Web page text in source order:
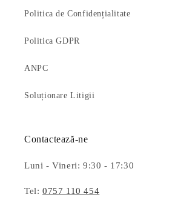
Politica de Confidențialitate
Politica GDPR
ANPC
Soluționare Litigii
Contactează-ne
Luni - Vineri: 9:30 - 17:30
Tel:0757 110 454